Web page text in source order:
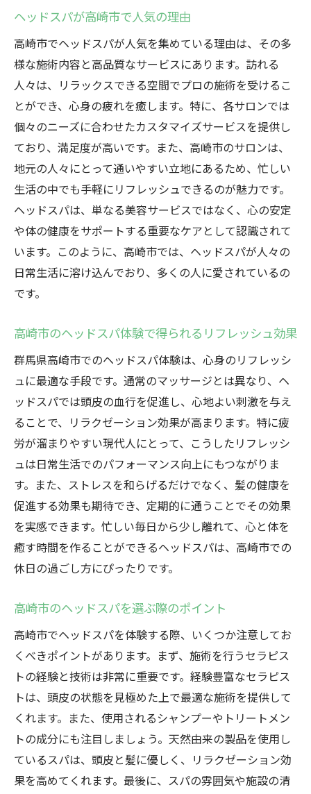
群馬県高崎市で体験すべきヘッドスパの理由
高崎市のヘッドスパが選ばれる理由
一度は体験したい高崎市のヘッドスパ
初心者におすすめの高崎市のヘッドスパ体
験
高崎市のヘッドスパがもたらす体験談
高崎市のヘッドスパ利用者の声
訪れる価値がある高崎市のヘッドスパ
ストレス解消に効果的な高崎市のヘッドスパ
高崎市でストレスを軽減するヘッドスパ
心の健康をサポートする高崎市のヘッドス
パ
法
頭皮マッサージでストレスを減らす理由
高崎市でのストレス解消ヘッドスパの魅力
専門セラピストが提供する高崎市のヘッドスパ
の魅力
高崎市の専門セラピストによる特別なヘッ
ドスパ
プロの技術で心身を癒す高崎市のヘッドス
パ
施術のプロが手がける高崎市のヘッドスパ
専門的なケアを提供する高崎市のセラピス
ト
高崎市のプロフェッショナルが施すヘッド
スパ
高崎市で体感するセラピストの技術
ヘッドスパが高崎市で人気の理由
高崎市でヘッドスパが人気を集めている理由は、その多
様な施術内容と高品質なサービスにあります。訪れる
人々は、リラックスできる空間でプロの施術を受けるこ
とができ、心身の疲れを癒します。特に、各サロンでは
個々のニーズに合わせたカスタマイズサービスを提供し
ており、満足度が高いです。また、高崎市のサロンは、
地元の人々にとって通いやすい立地にあるため、忙しい
生活の中でも手軽にリフレッシュできるのが魅力です。
ヘッドスパは、単なる美容サービスではなく、心の安定
や体の健康をサポートする重要なケアとして認識されて
います。このように、高崎市では、ヘッドスパが人々の
日常生活に溶け込んでおり、多くの人に愛されているの
です。
高崎市のヘッドスパ体験で得られるリフレッシュ効果
群馬県高崎市でのヘッドスパ体験は、心身のリフレッシ
ュに最適な手段です。通常のマッサージとは異なり、ヘ
ッドスパでは頭皮の血行を促進し、心地よい刺激を与え
ることで、リラクゼーション効果が高まります。特に疲
労が溜まりやすい現代人にとって、こうしたリフレッシ
ュは日常生活でのパフォーマンス向上にもつながりま
す。また、ストレスを和らげるだけでなく、髪の健康を
促進する効果も期待でき、定期的に通うことでその効果
を実感できます。忙しい毎日から少し離れて、心と体を
癒す時間を作ることができるヘッドスパは、高崎市での
休日の過ごし方にぴったりです。
高崎市のヘッドスパを選ぶ際のポイント
高崎市でヘッドスパを体験する際、いくつか注意してお
くべきポイントがあります。まず、施術を行うセラピス
トの経験と技術は非常に重要です。経験豊富なセラピス
トは、頭皮の状態を見極めた上で最適な施術を提供して
くれます。また、使用されるシャンプーやトリートメン
トの成分にも注目しましょう。天然由来の製品を使用し
ているスパは、頭皮と髪に優しく、リラクゼーション効
果を高めてくれます。最後に、スパの雰囲気や施設の清